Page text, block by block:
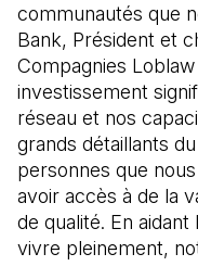
communautés que
Bank, Président et
Compagnies
investissement
réseau et nos
grands détaillants
personnes que
avoir accès à de la
de qualité. En
vivre pleinement,